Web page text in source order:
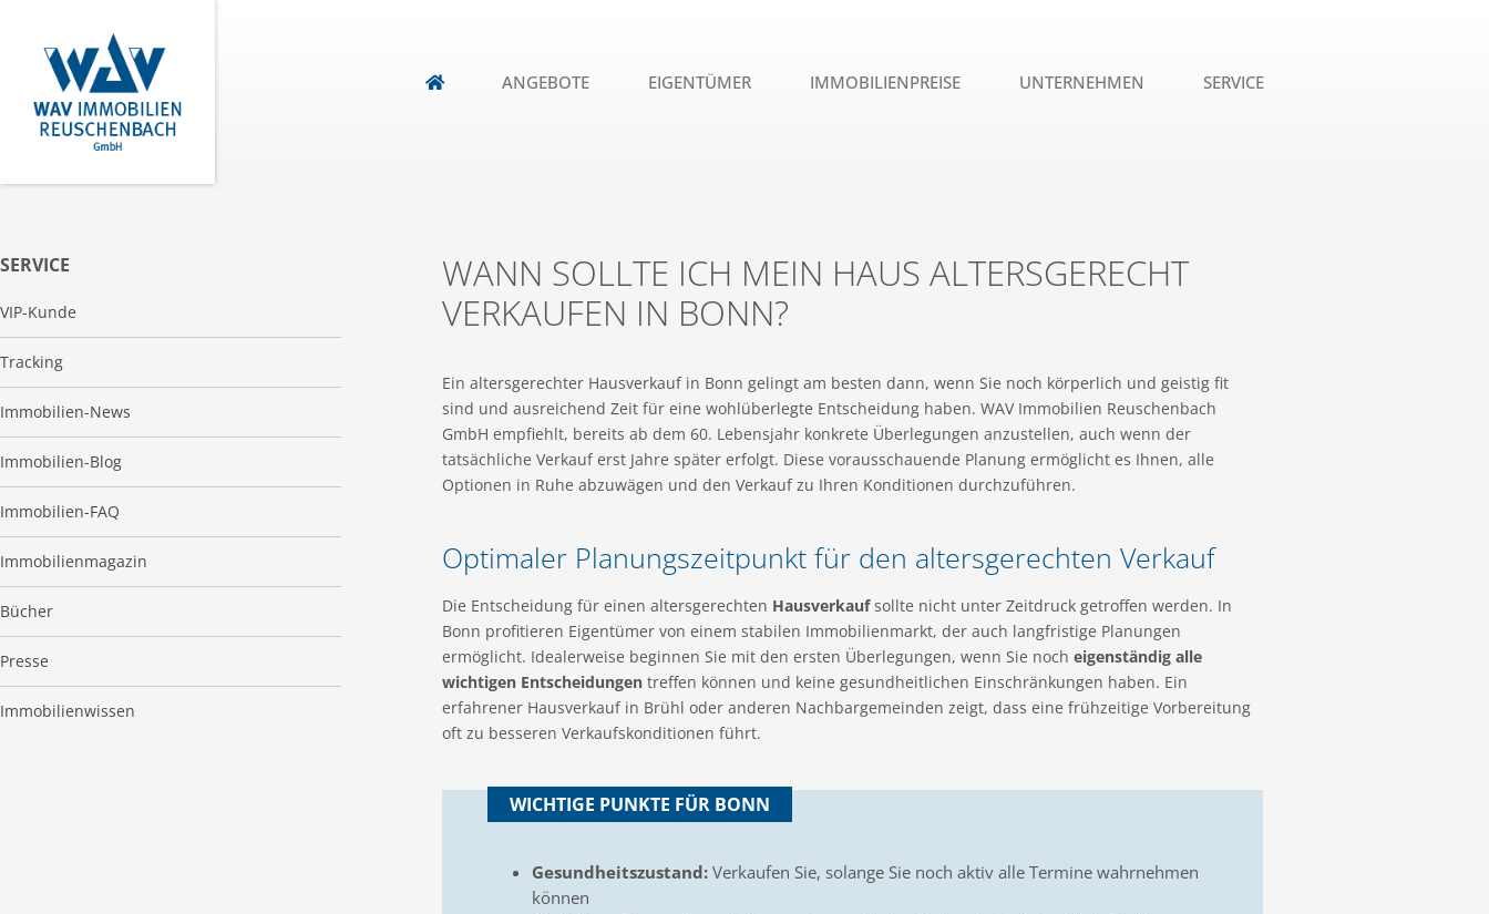
ANGEBOTE EIGENTÜMER IMMOBILIENPREISE UNTERNEHMEN SERVICE
SERVICE
VIP-Kunde
Tracking
Immobilien-News
Immobilien-Blog
Immobilien-FAQ
Immobilienmagazin
Bücher
Presse
Immobilienwissen
WANN SOLLTE ICH MEIN HAUS ALTERSGERECHT
VERKAUFEN IN BONN?
Ein altersgerechter Hausverkauf in Bonn gelingt am besten dann, wenn Sie noch körperlich und geistig fit
sind und ausreichend Zeit für eine wohlüberlegte Entscheidung haben. WAV Immobilien Reuschenbach
GmbH empfiehlt, bereits ab dem 60. Lebensjahr konkrete Überlegungen anzustellen, auch wenn der
tatsächliche Verkauf erst Jahre später erfolgt. Diese vorausschauende Planung ermöglicht es Ihnen, alle
Optionen in Ruhe abzuwägen und den Verkauf zu Ihren Konditionen durchzuführen.
Optimaler Planungszeitpunkt für den altersgerechten Verkauf
Die Entscheidung für einen altersgerechten Hausverkaufsollte nicht unter Zeitdruck getroffen werden. In
Bonn profitieren Eigentümer von einem stabilen Immobilienmarkt, der auch langfristige Planungen
ermöglicht. Idealerweise beginnen Sie mit den ersten Überlegungen, wenn Sie noch eigenständig alle
wichtigen Entscheidungentreffen können und keine gesundheitlichen Einschränkungen haben. Ein
erfahrener Hausverkauf in Brühl oder anderen Nachbargemeinden zeigt, dass eine frühzeitige Vorbereitung
oft zu besseren Verkaufskonditionen führt.
WICHTIGE PUNKTE FÜR BONN
Gesundheitszustand:Verkaufen Sie, solange Sie noch aktiv alle Termine wahrnehmen
können